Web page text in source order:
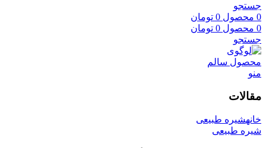
جستجو
0 محصول 0 تومان
0 محصول 0 تومان
جستجو
منو
مقالات
خانهشیره طبیعی
شیره طبیعی